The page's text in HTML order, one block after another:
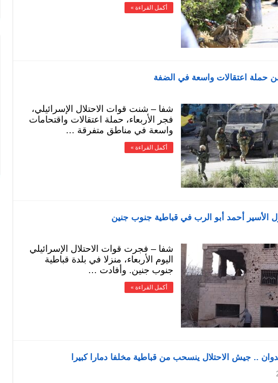
أكمل القراءة »
حملة اعتقالات واسعة في الضفة
شفا – شنت قوات الاحتلال الإسرائيلي،
فجر الأربعاء، حملة اعتقالات واقتحامات
واسعة في مناطق متفرقة …
أكمل القراءة »
الأسير أحمد أبو الرب في قباطية جنوب جنين
شفا – فجرت قوات الاحتلال الإسرائيلي
اليوم الأربعاء، منزلا في بلدة قباطية
جنوب جنين. وأفادت …
أكمل القراءة »
.. جيش الاحتلال ينسحب من قباطية مخلفا دمارا كبيرا